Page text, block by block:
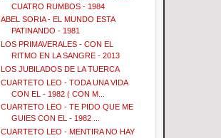
CUATRO RUMBOS - 1984
ABEL SORIA - EL MUNDO ESTA
PATINANDO - 1981
LOS PRIMAVERALES - CON EL
RITMO EN LA SANGRE - 2013
LOS JUBILADOS DE LA TUERCA
CUARTETO LEO - TODA UNA VIDA
CON EL - 1982 ( CON M...
CUARTETO LEO - TE PIDO QUE ME
GUIES CON EL - 1982 ...
CUARTETO LEO - MENTIRA NO HAY